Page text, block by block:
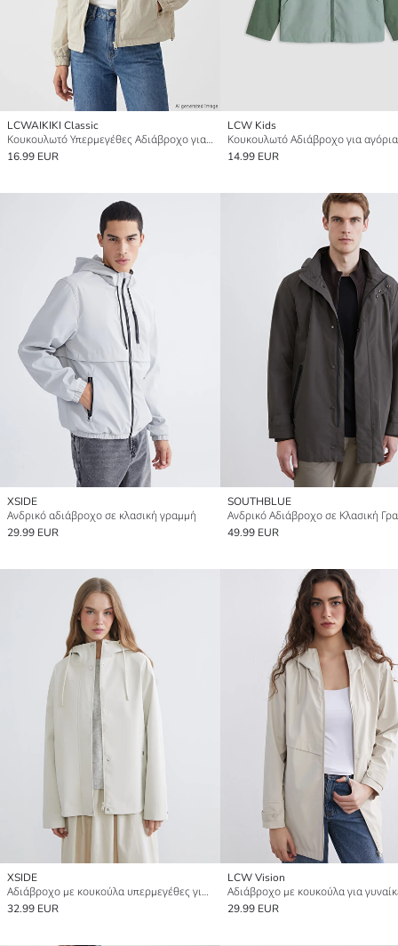
LCWAIKIKI Classic
Κουκουλωτό Υπερμεγέθες Αδιάβροχο για γυναίκες
16.99 EUR
LCW Kids
Κουκουλωτό Αδιάβροχο για αγόρια
14.99 EUR
XSIDE
Ανδρικό αδιάβροχο σε κλασική γραμμή
29.99 EUR
SOUTHBLUE
Ανδρικό Αδιάβροχο σε Κλασική
49.99 EUR
XSIDE
Αδιάβροχο με κουκούλα υπερμεγέθες για γυναίκες με όψη συνθετικού δέρματος
32.99 EUR
LCW Vision
Αδιάβροχο με κουκούλα για
29.99 EUR